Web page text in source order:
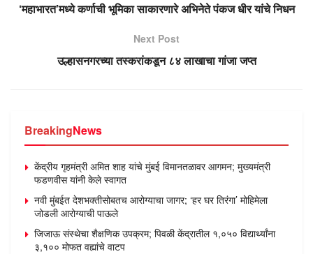
‘महाभारत’मध्ये कर्णाची भूमिका साकारणारे अभिनेते पंकज धीर यांचे निधन
Next Post
उल्हासनगरच्या तस्करांकडून ८४ लाखाचा गांजा जप्त
BreakingNews
केंद्रीय गृहमंत्री अमित शाह यांचे मुंबई विमानतळावर आगमन; मुख्यमंत्री
फडणवीस यांनी केले स्वागत
नवी मुंबईत देशभक्तीसोबतच आरोग्याचा जागर; ‘हर घर तिरंगा’ मोहिमेला
जोडली आरोग्याची पाऊले
जिजाऊ संस्थेचा शैक्षणिक उपक्रम; पिवळी केंद्रातील १,०५० विद्यार्थ्यांना
३,१०० मोफत वह्यांचे वाटप